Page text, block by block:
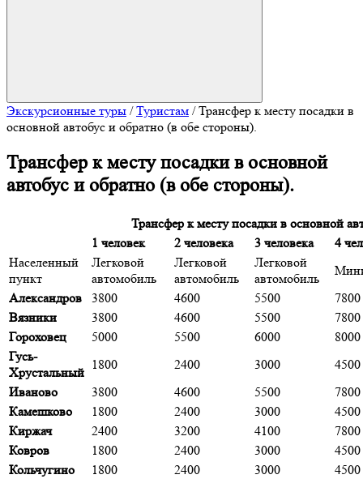
Экскурсионные туры / Туристам /Трансфер к месту посадки в
основной автобус и обратно (в обе стороны).
Трансфер к месту посадки в основной
автобус и обратно (в обе стороны).
Трансфер к месту посадки в основной
1 человек
2 человека 3 человека
4
Населенный
пункт
Легковой
автомобиль
Легковой
автомобиль
Легковой
автомобиль
Александров
3800 4600 5500
7800
Вязники
3800 4600 5500
7800
Гороховец
5000 5500 6000
8000
Гусь-
Хрустальный
1800 2400 3000
4500
Иваново
3800 4600 5500
7800
Камешково
1800 2400 3000
4500
Киржач
2400 3200 4100
7800
Ковров
1800 2400 3000
4500
Кольчугино
1800 2400 3000
4500